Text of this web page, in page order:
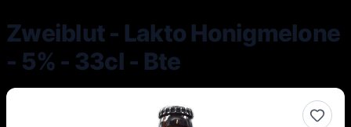
Zweiblut - Lakto Honigmelone
- 5% - 33cl - Bte